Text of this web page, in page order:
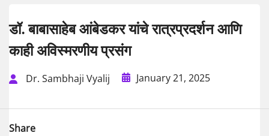
डॉ. बाबासाहेब आंबेडकर यांचे रात्रप्रदर्शन आणि
काही अविस्मरणीय प्रसंग
Dr. Sambhaji Vyalij January 21, 2025
Share